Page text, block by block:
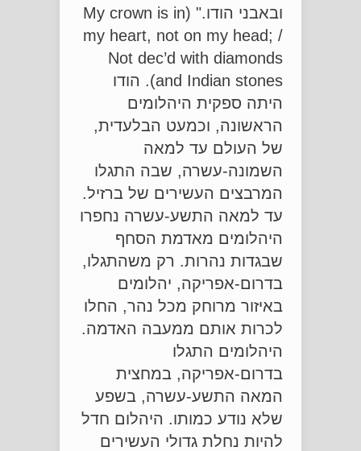
ובאבני הודו." (My crown is in
my heart, not on my head; /
Not dec’d with diamonds
and Indian stones). הודו
היתה ספקית היהלומים
הראשונה, וכמעט הבלעדית,
של העולם עד למאה
השמונה-עשרה, שבה התגלו
המרבצים העשירים של ברזיל.
עד למאה התשע-עשרה נחפרו
היהלומים מאדמת הסחף
שבגדות נהרות. רק משהתגלו,
בדרום-אפריקה, יהלומים
באיזור מרוחק מכל נהר, החלו
לכרות אותם ממעבה האדמה.
היהלומים התגלו
בדרום-אפריקה, במחצית
המאה התשע-עשרה, בשפע
שלא נודע כמותו. היהלום חדל
להיות נחלת גדולי העשירים